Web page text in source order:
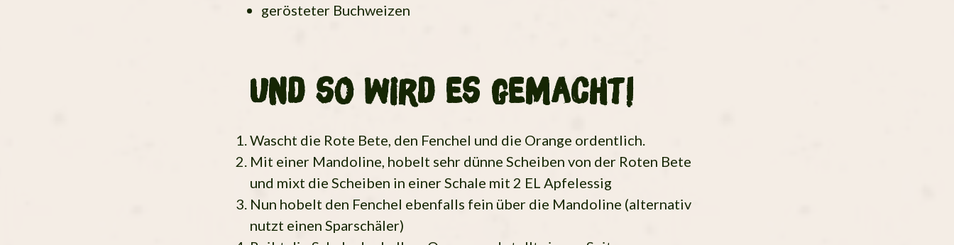
gerösteter Buchweizen
Und so wird es gemacht!
Wascht die Rote Bete, den Fenchel und die Orange ordentlich.
Mit einer Mandoline, hobelt sehr dünne Scheiben von der Roten Bete
und mixt die Scheiben in einer Schale mit 2 EL Apfelessig
Nun hobelt den Fenchel ebenfalls fein über die Mandoline (alternativ
nutzt einen Sparschäler)